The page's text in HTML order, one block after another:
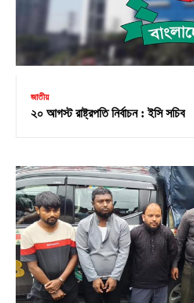
জাতীয়
২০ আগস্ট রাষ্ট্রপতি নির্বাচন : ইসি সচিব